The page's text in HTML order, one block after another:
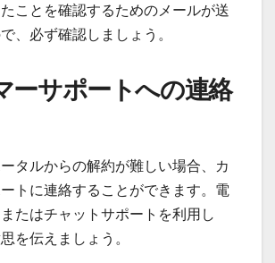
ことを確認するためのメールが送
、必ず確認しましょう。
ーサポートへの連絡
タルからの解約が難しい場合、カ
トに連絡することができます。電
たはチャットサポートを利用し
を伝えましょう。